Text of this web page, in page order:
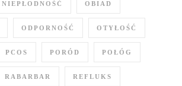
NIEPŁODNOŚĆ OBIAD
ODPORNOŚĆ OTYŁOŚĆ
PCOS PORÓD POŁÓG
RABARBAR REFLUKS